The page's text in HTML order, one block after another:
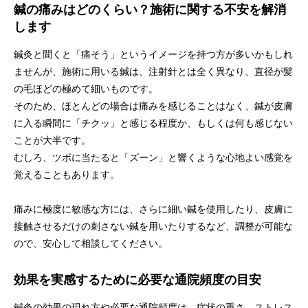
鍼の痛みはどのくらい？施術に関する不安を解消
します
鍼灸と聞くと「痛そう」というイメージを持つ方が多いかもしれ
ませんが、施術に用いる鍼は、注射針とは全く異なり、直径が髪
の毛ほどの極めて細いものです。
そのため、ほとんどの場合は痛みを感じることはなく、鍼が皮膚
に入る瞬間に「チクッ」と感じる程度か、もしくは何も感じない
ことが大半です。
むしろ、ツボに当たると「ズーン」と響くような心地よい感覚を
覚えることもあります。
痛みに極度に敏感な方には、さらに細い鍼を使用したり、皮膚に
接触させるだけの刺さない鍼を用いたりするなど、調整が可能な
ので、安心して相談してください。
効果を実感するために必要な通院頻度の目安